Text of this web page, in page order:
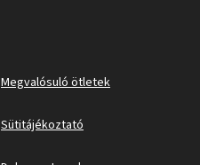
Megvalósuló ötletek
Sütitájékoztató